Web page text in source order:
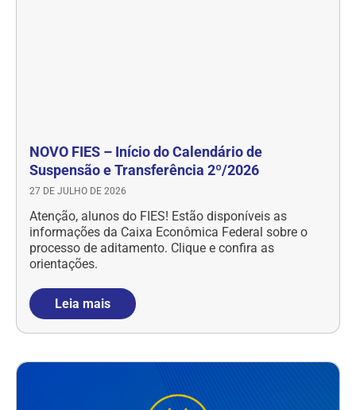
NOVO FIES – Início do Calendário de
Suspensão e Transferência 2º/2026
27 DE JULHO DE 2026
Atenção, alunos do FIES! Estão disponíveis as
informações da Caixa Econômica Federal sobre o
processo de aditamento. Clique e confira as
orientações.
Leia mais